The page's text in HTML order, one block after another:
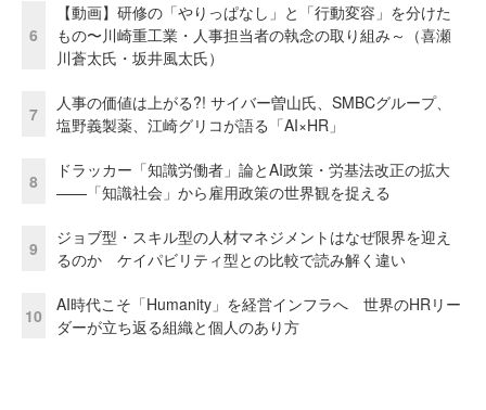
6
【動画】研修の「やりっぱなし」と「行動変容」を分けた
もの〜川崎重工業・人事担当者の執念の取り組み～（喜瀬
川蒼太氏・坂井風太氏）
7
人事の価値は上がる?! サイバー曽山氏、SMBCグループ、
塩野義製薬、江崎グリコが語る「AI×HR」
8
ドラッカー「知識労働者」論とAI政策・労基法改正の拡大
——「知識社会」から雇用政策の世界観を捉える
9
ジョブ型・スキル型の人材マネジメントはなぜ限界を迎え
るのか ケイパビリティ型との比較で読み解く違い
10
AI時代こそ「Humanity」を経営インフラへ 世界のHRリー
ダーが立ち返る組織と個人のあり方